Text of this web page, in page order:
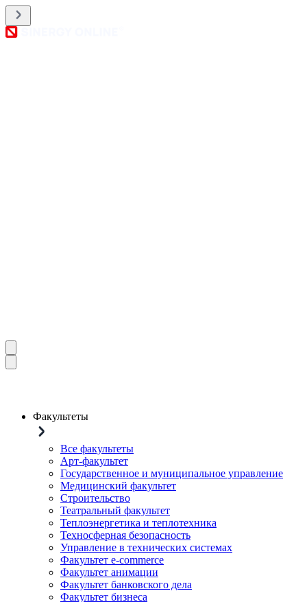
Факультеты
Все факультеты
Арт-факультет
Государственное и муниципальное управление
Медицинский факультет
Строительство
Театральный факультет
Теплоэнергетика и теплотехника
Техносферная безопасность
Управление в технических системах
Факультет e-commerce
Факультет анимации
Факультет банковского дела
Факультет бизнеса